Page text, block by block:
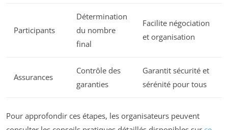
Participants
Détermination
du nombre
final
Facilite négociation
et organisation
Assurances
Contrôle des
garanties
Garantit sécurité et
sérénité pour tous
Pour approfondir ces étapes, les organisateurs peuvent